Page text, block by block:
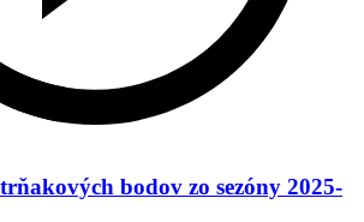
bodov zo sezóny 2025-